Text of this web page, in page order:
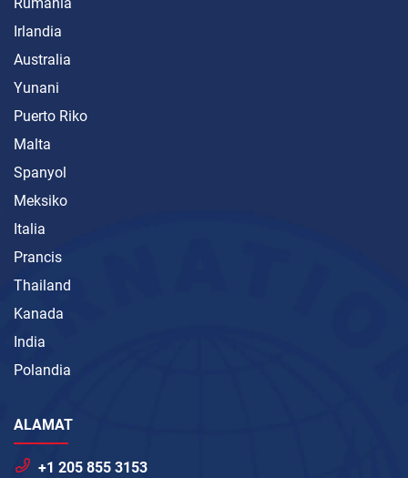
Rumania
Irlandia
Australia
Yunani
Puerto Riko
Malta
Spanyol
Meksiko
Italia
Prancis
Thailand
Kanada
India
Polandia
ALAMAT
+1 205 855 3153